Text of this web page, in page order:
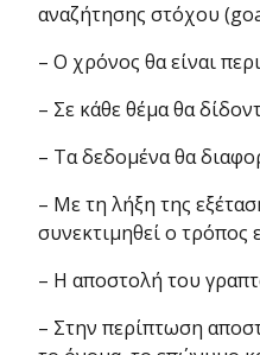
αναζήτησης στόχου
– Ο χρόνος θα είναι
– Σε κάθε θέμα θα
– Τα δεδομένα θα
– Με τη λήξη της
συνεκτιμηθεί ο
– Η αποστολή του
– Στην περίπτωση